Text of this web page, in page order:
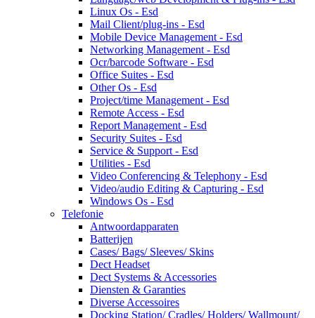
Linux Os - Esd
Mail Client/plug-ins - Esd
Mobile Device Management - Esd
Networking Management - Esd
Ocr/barcode Software - Esd
Office Suites - Esd
Other Os - Esd
Project/time Management - Esd
Remote Access - Esd
Report Management - Esd
Security Suites - Esd
Service & Support - Esd
Utilities - Esd
Video Conferencing & Telephony - Esd
Video/audio Editing & Capturing - Esd
Windows Os - Esd
Telefonie
Antwoordapparaten
Batterijen
Cases/ Bags/ Sleeves/ Skins
Dect Headset
Dect Systems & Accessories
Diensten & Garanties
Diverse Accessoires
Docking Station/ Cradles/ Holders/ Wallmount/